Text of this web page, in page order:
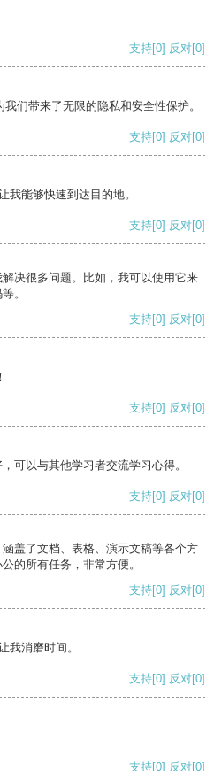
支持[0] 反对[0]
们带来了无限的隐私和安全性保护。
支持[0] 反对[0]
我能够快速到达目的地。
支持[0] 反对[0]
决很多问题。比如，我可以使用它来
。
支持[0] 反对[0]
支持[0] 反对[0]
可以与其他学习者交流学习心得。
支持[0] 反对[0]
盖了文档、表格、演示文稿等各个方
的所有任务，非常方便。
支持[0] 反对[0]
我消磨时间。
支持[0] 反对[0]
支持[0] 反对[0]